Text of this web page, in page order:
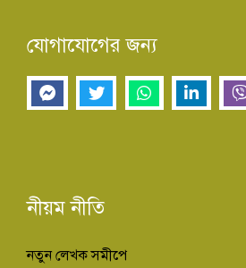
যোগাযোগের জন্য
নীয়ম নীতি
নতুন লেখক সমীপে